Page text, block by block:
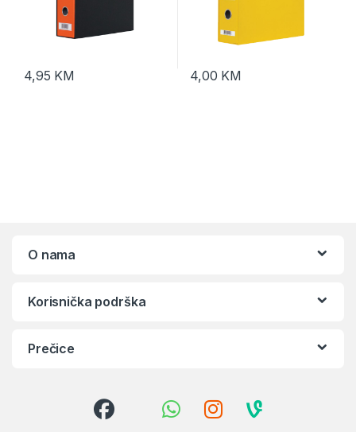
4,95 KM 4,00 KM
O nama
Korisnička podrška
Prečice